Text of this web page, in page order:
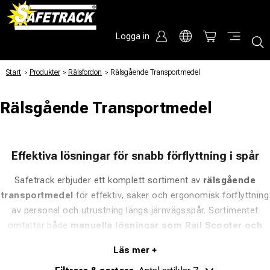
Logga in
Start / Produkter / Rälsfordon / Rälsgående Transportmedel
Rälsgående Transportmedel
Effektiva lösningar för snabb förflyttning i spår
Safetrack erbjuder ett komplett sortiment av rälsgående
transportmedel för effektiv, säker och ergonomisk förflyttning
av personal och utrustning längs järnvägsspår. Sortimentet
omfattar både manuella lösningar som Rail Scooter och
räckvidd och högre kapacitet.